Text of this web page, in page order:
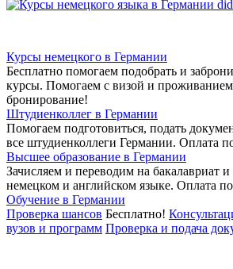
Курсы немецкого в Германии
Бесплатно помогаем подобрать и
курсы. Помогаем с визой и
бронирование!
Штудиенколлег в Германии
Помогаем подготовиться, подать
все штудиенколлеги Германии. Оплата
Высшее образование в Германии
Зачисляем и переводим на бакалавриат и
немецком и английском языке. Оплата
Обучение в Германии
Проверка шансов Бесплатно!
вузов и программ Проверка и подача